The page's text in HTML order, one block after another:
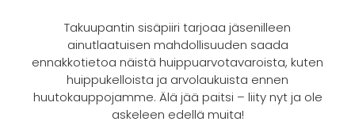
Takuupantin sisäpiiri tarjoaa jäsenilleen
ainutlaatuisen mahdollisuuden saada
ennakkotietoa näistä huippuarvotavaroista, kuten
huippukelloista ja arvolaukuista ennen
huutokauppojamme. Älä jää paitsi – liity nyt ja ole
askeleen edellä muita!